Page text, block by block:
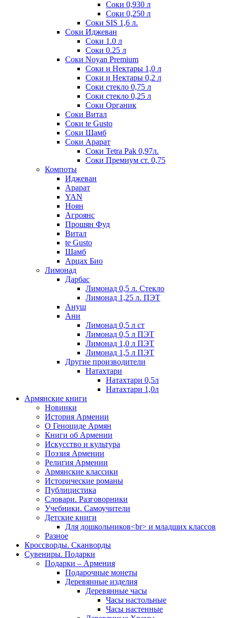
Соки 0,930 л
Соки 0,250 л
Соки SIS 1,6 л.
Соки Иджеван
Соки 1.0 л
Соки 0.25 л
Соки Noyan Premium
Соки и Нектары 1,0 л
Соки и Нектары 0,2 л
Соки стекло 0,75 л
Соки стекло 0,25 л
Соки Органик
Соки Витал
Соки te Gusto
Соки Шамб
Соки Арарат
Соки Tetra Pak 0,97л.
Соки Премиум ст. 0,75
Компоты
Иджеван
Арарат
YAN
Ноян
Агроянс
Прошян Фуд
Витал
te Gusto
Шамб
Арцах Био
Лимонад
Дарбас
Лимонад 0,5 л. Стекло
Лимонад 1,25 л. ПЭТ
Ануш
Ани
Лимонад 0,5 л ст
Лимонад 0,5 л ПЭТ
Лимонад 1,0 л ПЭТ
Лимонад 1,5 л ПЭТ
Другие производители
Натахтари
Натахтари 0,5л
Натахтари 1,0л
Армянские книги
Новинки
История Армении
О Геноциде Армян
Книги об Армении
Иcкусство и культура
Поэзия Армении
Религия Армении
Армянские классики
Исторические романы
Публицистика
Словари. Разговорники
Учебники. Самоучители
Детские книги
Для дошкольников<br> и младших классов
Разное
Кроссворды. Сканворды
Сувениры. Подарки
Подарки – Армения
Подарочные монеты
Деревянные изделия
Деревянные часы
Часы настольные
Часы настенные